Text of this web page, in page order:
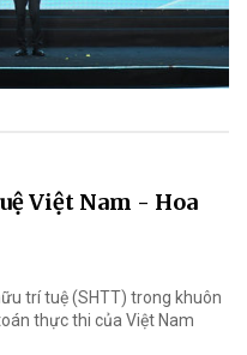
Việt Nam - Hoa
trí tuệ (SHTT) trong khuôn
thực thi của Việt Nam